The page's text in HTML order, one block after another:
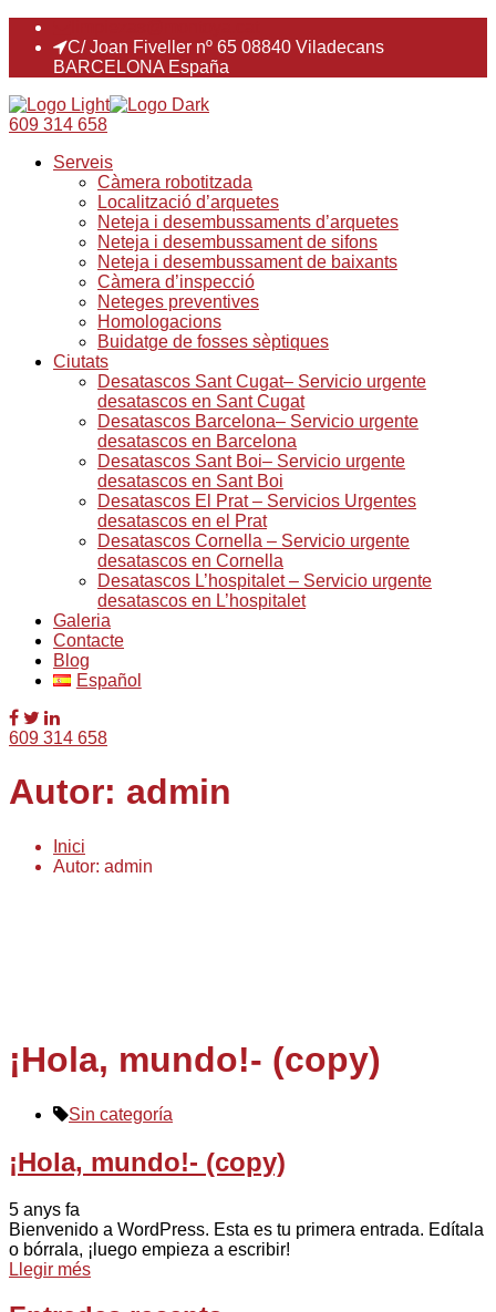
C/ Joan Fiveller nº 65 08840 Viladecans
BARCELONA España
609 314 658
Serveis
Càmera robotitzada
Localització d’arquetes
Neteja i desembussaments d’arquetes
Neteja i desembussament de sifons
Neteja i desembussament de baixants
Càmera d’inspecció
Neteges preventives
Homologacions
Buidatge de fosses sèptiques
Ciutats
Desatascos Sant Cugat– Servicio urgente
desatascos en Sant Cugat
Desatascos Barcelona– Servicio urgente
desatascos en Barcelona
Desatascos Sant Boi– Servicio urgente
desatascos en Sant Boi
Desatascos El Prat – Servicios Urgentes
desatascos en el Prat
Desatascos Cornella – Servicio urgente
desatascos en Cornella
Desatascos L’hospitalet – Servicio urgente
desatascos en L’hospitalet
Galeria
Contacte
Blog
Español
609 314 658
Autor: admin
Inici
Autor: admin
¡Hola, mundo!- (copy)
Sin categoría
¡Hola, mundo!- (copy)
5 anys fa
Bienvenido a WordPress. Esta es tu primera entrada. Edítala
o bórrala, ¡luego empieza a escribir!
Llegir més